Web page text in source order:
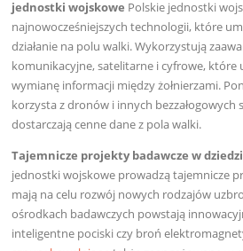
jednostki wojskowe Polskie jednostki
najnowocześniejszych technologii, które
działanie na polu walki. Wykorzystują
komunikacyjne, satelitarne i cyfrowe, które
wymianę informacji między żołnierzami.
korzysta z dronów i innych bezzałogowych
dostarczają cenne dane z pola walki.
Tajemnicze projekty badawcze w
jednostki wojskowe prowadzą tajemnicze
mają na celu rozwój nowych rodzajów
ośrodkach badawczych powstają
inteligentne pociski czy broń